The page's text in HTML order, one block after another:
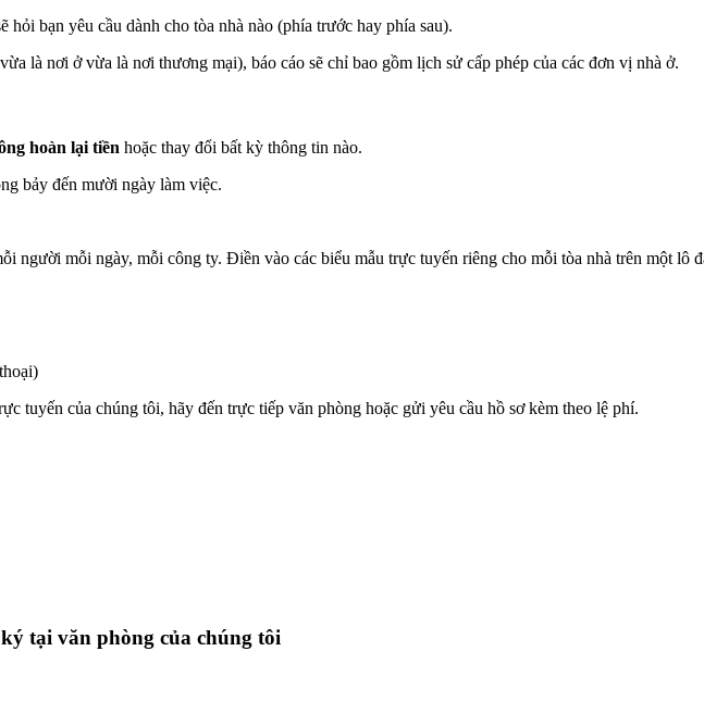
hỏi bạn yêu cầu dành cho tòa nhà nào (phía trước hay phía sau).
là nơi ở vừa là nơi thương mại), báo cáo sẽ chỉ bao gồm lịch sử cấp phép của các đơn vị nhà ở.
hoàn lại tiền hoặc thay đổi bất kỳ thông tin nào.
bảy đến mười ngày làm việc.
người mỗi ngày, mỗi công ty. Điền vào các biểu mẫu trực tuyến riêng cho mỗi tòa nhà trên một lô
tuyến của chúng tôi, hãy đến trực tiếp văn phòng hoặc gửi yêu cầu hồ sơ kèm theo lệ phí.
tại văn phòng của chúng tôi